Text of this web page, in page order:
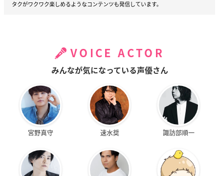
タクがワクワク楽しめるようなコンテンツも発信しています。
VOICE ACTOR
みんなが気になっている声優さん
宮野真守 速水奨 諏訪部順一